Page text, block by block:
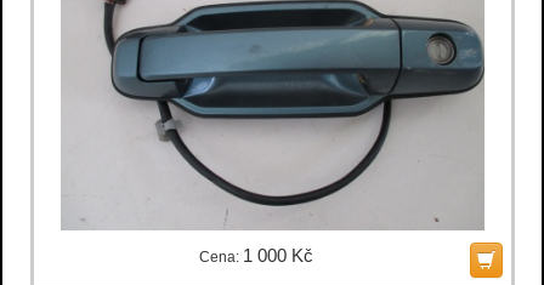
Cena: 1 000 Kč